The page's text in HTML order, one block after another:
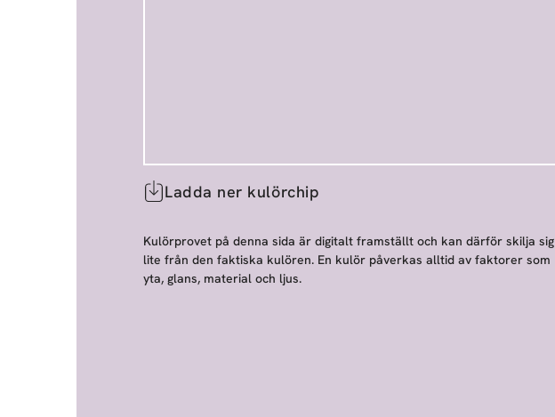
Ladda ner kulörchip
Kulörprovet på denna sida är digitalt framställt och kan därför skilja sig
lite från den faktiska kulören. En kulör påverkas alltid av faktorer som
yta, glans, material och ljus.